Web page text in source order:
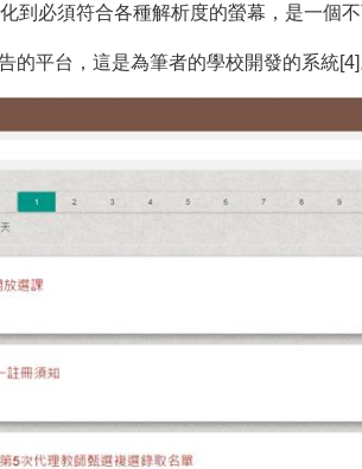
到必須符合各種解析度的螢幕，是一個
的平台，這是為筆者的學校開發的系統[4]